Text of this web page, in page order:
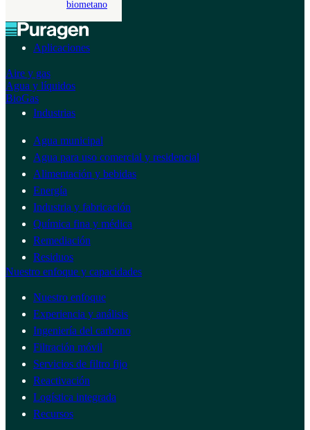
biometano
Aplicaciones
Aire y gas
Agua y líquidos
BioGas
Industrias
Agua municipal
Agua para uso comercial y residencial
Alimentación y bebidas
Energía
Industria y fabricación
Química fina y médica
Remediación
Residuos
Nuestro enfoque y capacidades
Nuestro enfoque
Experiencia y análisis
Ingeniería del carbono
Filtración móvil
Servicios de filtro fijo
Reactivación
Logística integrada
Recursos